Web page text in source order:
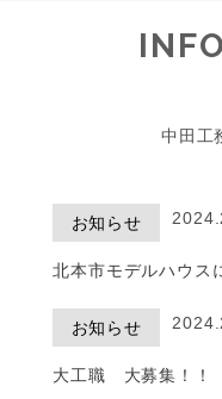
中田工
お知らせ
北本市モデルハウス
お知らせ
大工職 大募集！！